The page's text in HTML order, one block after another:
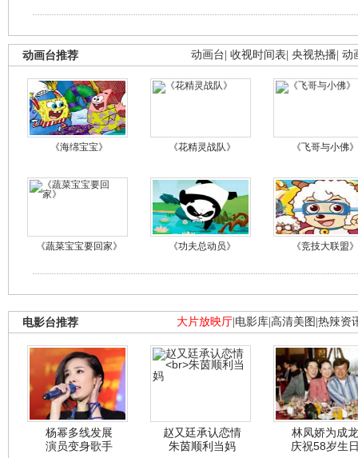
动画台 收视时间表 央视热播 动
动画台推荐
《海绵宝宝》 《花精灵战队》 《飞哥与小佛》
《蔬菜宝宝要回家》 《功夫总动员》 《竞技大联盟》
大片放映厅 电影库 高清美图 热辣资
电影台推荐
杨幂多线发展
演员变身歌手
赵又廷承认恋情
朱茵顺利当妈
林凤娇为成龙
庆祝58岁生